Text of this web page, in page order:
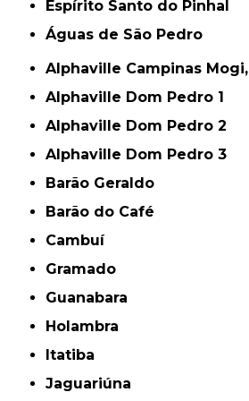
Espírito Santo do Pinhal
Águas de São Pedro
Alphaville Campinas Mogi,
Alphaville Dom Pedro 1
Alphaville Dom Pedro 2
Alphaville Dom Pedro 3
Barão Geraldo
Barão do Café
Cambuí
Gramado
Guanabara
Holambra
Itatiba
Jaguariúna